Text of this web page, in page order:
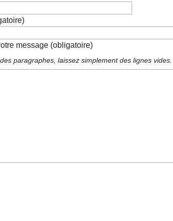
message (obligatoire)
paragraphes, laissez simplement des lignes vides.